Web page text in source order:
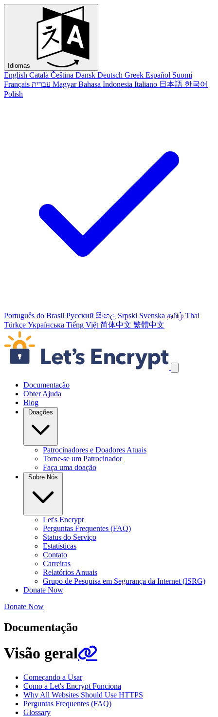
Idiomas
English Català Čeština Dansk Deutsch Greek Español Suomi
Français עברית Magyar Bahasa Indonesia Italiano 日本語 한국어
Polish
Português do Brasil Русский සිංහල Srpski Svenska தமிழ் Thai
Türkçe Українська Tiếng Việt 简体中文 繁體中文
Ignorar links de navegação
Documentação
Obter Ajuda
Blog
Doações
Patrocinadores e Doadores Atuais
Torne-se um Patrocinador
Faça uma doação
Sobre Nós
Let's Encrypt
Perguntas Frequentes (FAQ)
Status do Serviço
Estatísticas
Contato
Carreiras
Relatórios Anuais
Grupo de Pesquisa em Segurança da Internet (ISRG)
Donate Now
Donate Now
Documentação
Visão geral
Começando a Usar
Como a Let's Encrypt Funciona
Why All Websites Should Use HTTPS
Perguntas Frequentes (FAQ)
Glossary